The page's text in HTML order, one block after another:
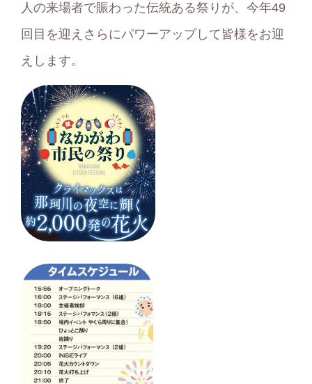
人の来場者で賑わった伝統ある祭りが、今年49
回目を迎えさらにパワーアップして皆様をお迎
えします。